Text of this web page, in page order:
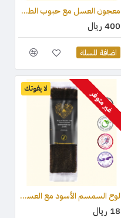
معجون العسل مع حبوب الطلع وغذاء ملكات النحل والعكبر 210 جرام
400 ريال
اضافة للسلة
لا يفوتك
غير متوفر
لوح السمسم الأسود مع العسل (قطعة واحدة) 75 جرام
18 ريال